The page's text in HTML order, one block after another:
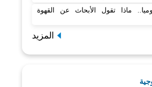
ماذا تقول الأبحاث عن القهوة
المزيد